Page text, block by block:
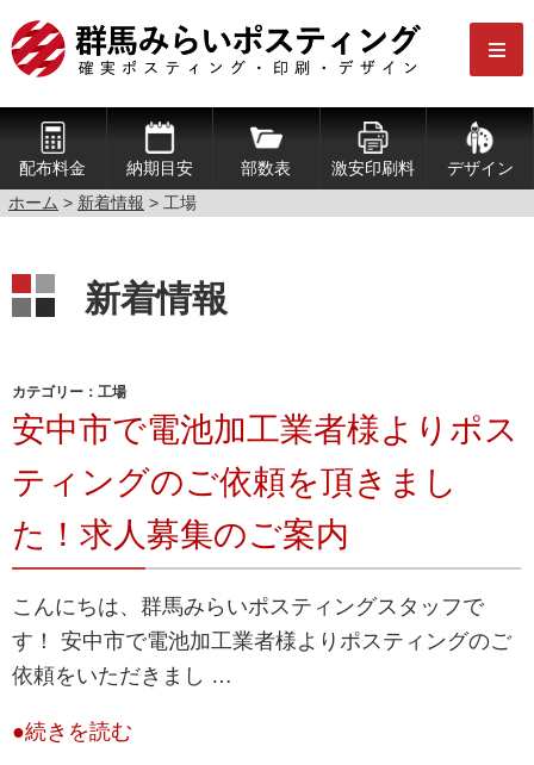
配布料金 納期目安 部数表 激安印刷料
デザイン
ホーム > 新着情報 > 工場
新着情報
カテゴリー：工場
安中市で電池加工業者様よりポス
ティングのご依頼を頂きまし
た！求人募集のご案内
こんにちは、群馬みらいポスティングスタッフで
す！ 安中市で電池加工業者様よりポスティングのご
依頼をいただきまし …
●続きを読む